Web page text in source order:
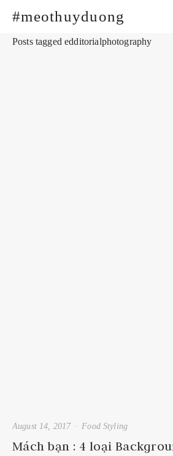
#meothuyduong
Posts tagged edditorialphotography
Mách bạn : 4 loại
Food Styling
August 14, 2017